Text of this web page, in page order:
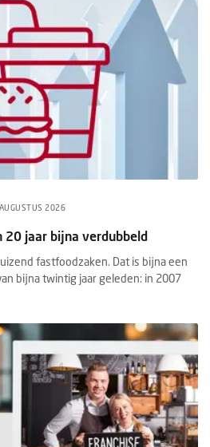
2026
jaar bijna verdubbeld
fastfoodzaken. Dat is bijna een
bijna twintig jaar geleden: in 2007